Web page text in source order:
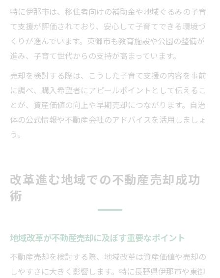
特に伊那市は、移住者向けの補助金や地域ぐるみの子育
て支援が評価されており、安心して子育てできる環境づ
くりが進んでいます。東御市も教育施設や公園の整備が
進み、子育て世代からの支持が高まっています。
売却を検討する際は、こうした子育て支援の内容を事前
に調べ、購入希望者にアピールポイントとして伝えるこ
とが、資産価値の向上や早期売却につながります。自治
体の公式情報や不動産会社のアドバイスを活用しましょ
う。
改革進む地域での不動産売却成功
術
地域改革が不動産売却に及ぼす重要なポイント
不動産売却を検討する際、地域改革は資産価値や売却の
しやすさに大きく影響します。特に長野県伊那市や東御